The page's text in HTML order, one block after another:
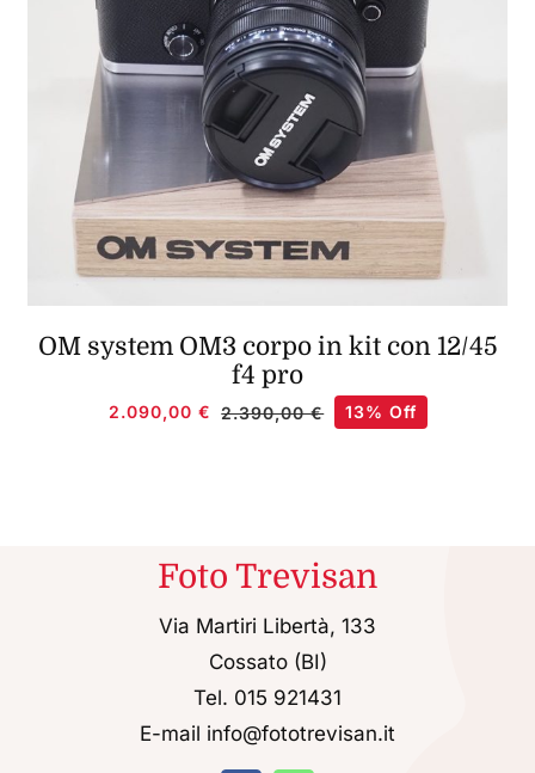
OM system OM3 corpo in kit con 12/45
f4 pro
2.390,00€
2.090,00 € 13% Off
Foto Trevisan
Via Martiri Libertà, 133
Cossato (BI)
Tel. 015 921431
E-mail info@fototrevisan.it